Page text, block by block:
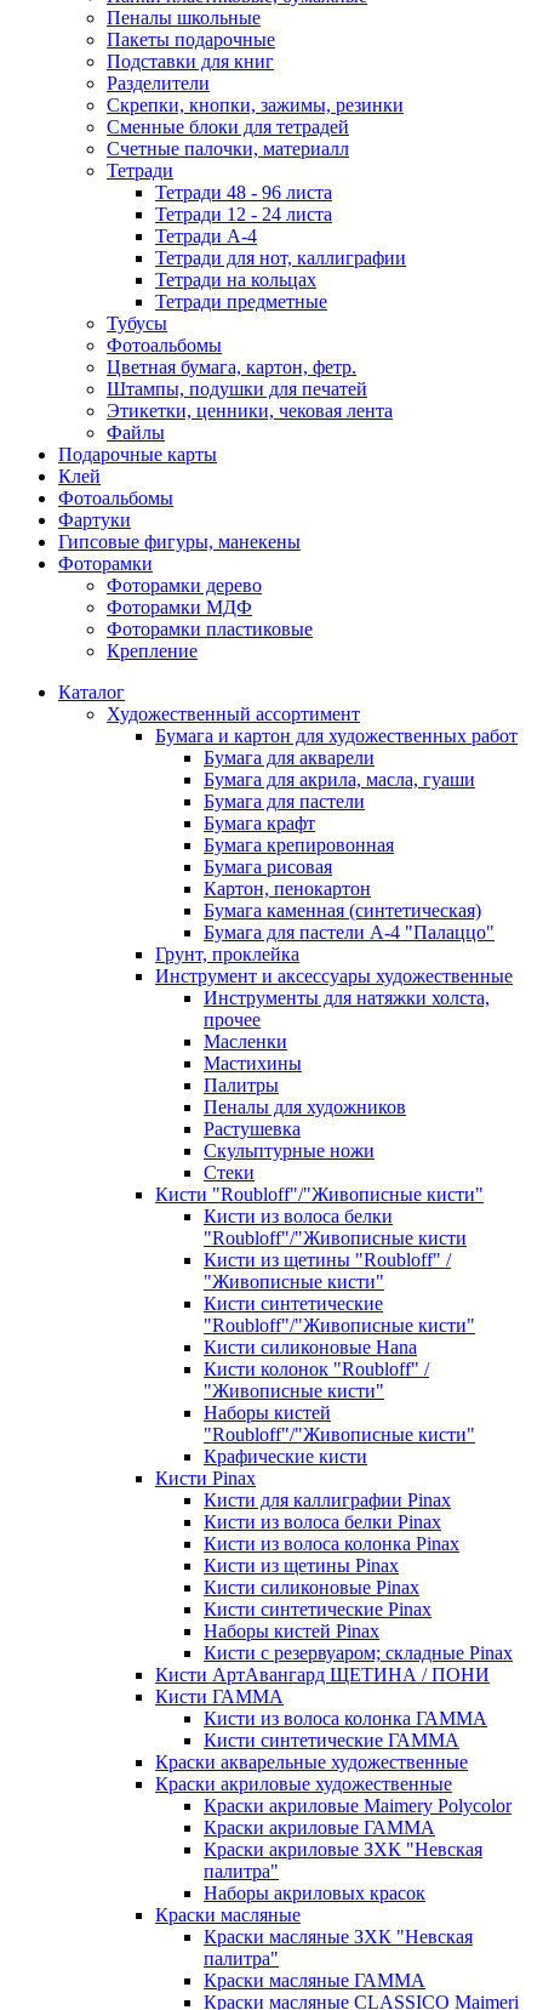
Пеналы школьные
Пакеты подарочные
Подставки для книг
Разделители
Скрепки, кнопки, зажимы, резинки
Сменные блоки для тетрадей
Счетные палочки, материалл
Тетради
Тетради 48 - 96 листа
Тетради 12 - 24 листа
Тетради А-4
Тетради для нот, каллиграфии
Тетради на кольцах
Тетради предметные
Тубусы
Фотоальбомы
Цветная бумага, картон, фетр.
Штампы, подушки для печатей
Этикетки, ценники, чековая лента
Файлы
Подарочные карты
Клей
Фотоальбомы
Фартуки
Гипсовые фигуры, манекены
Фоторамки
Фоторамки дерево
Фоторамки МДФ
Фоторамки пластиковые
Крепление
Каталог
Художественный ассортимент
Бумага и картон для художественных работ
Бумага для акварели
Бумага для акрила, масла, гуаши
Бумага для пастели
Бумага крафт
Бумага крепировонная
Бумага рисовая
Картон, пенокартон
Бумага каменная (синтетическая)
Бумага для пастели А-4 "Палаццо"
Грунт, проклейка
Инструмент и аксессуары художественные
Инструменты для натяжки холста,
прочее
Масленки
Мастихины
Палитры
Пеналы для художников
Растушевка
Скульптурные ножи
Стеки
Кисти "Roubloff"/"Живописные кисти"
Кисти из волоса белки
"Roubloff"/"Живописные кисти
Кисти из щетины "Roubloff" /
"Живописные кисти"
Кисти синтетические
"Roubloff"/"Живописные кисти"
Кисти силиконовые Hana
Кисти колонок "Roubloff" /
"Живописные кисти"
Наборы кистей
"Roubloff"/"Живописные кисти"
Крафические кисти
Кисти Pinax
Кисти для каллиграфии Pinax
Кисти из волоса белки Pinax
Кисти из волоса колонка Pinax
Кисти из щетины Pinax
Кисти силиконовые Pinax
Кисти синтетические Pinax
Наборы кистей Pinax
Кисти с резервуаром; складные Pinax
Кисти АртАвангард ЩЕТИНА / ПОНИ
Кисти ГАММА
Кисти из волоса колонка ГАММА
Кисти синтетические ГАММА
Краски акварельные художественные
Краски акриловые художественные
Краски акриловые Maimery Polycolor
Краски акриловые ГАММА
Краски акриловые ЗХК "Невская
палитра"
Наборы акриловых красок
Краски масляные
Краски масляные ЗХК "Невская
палитра"
Краски масляные ГАММА
Краски масляные CLASSICO Maimeri